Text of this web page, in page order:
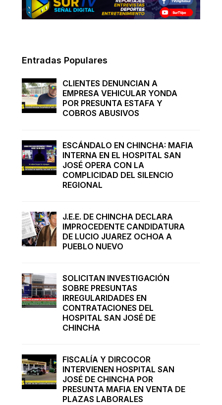
Entradas Populares
CLIENTES DENUNCIAN A
EMPRESA VEHICULAR YONDA
POR PRESUNTA ESTAFA Y
COBROS ABUSIVOS
ESCÁNDALO EN CHINCHA: MAFIA
INTERNA EN EL HOSPITAL SAN
JOSÉ OPERA CON LA
COMPLICIDAD DEL SILENCIO
REGIONAL
J.E.E. DE CHINCHA DECLARA
IMPROCEDENTE CANDIDATURA
DE LUCIO JUAREZ OCHOA A
PUEBLO NUEVO
SOLICITAN INVESTIGACIÓN
SOBRE PRESUNTAS
IRREGULARIDADES EN
CONTRATACIONES DEL
HOSPITAL SAN JOSÉ DE
CHINCHA
FISCALÍA Y DIRCOCOR
INTERVIENEN HOSPITAL SAN
JOSÉ DE CHINCHA POR
PRESUNTA MAFIA EN VENTA DE
PLAZAS LABORALES